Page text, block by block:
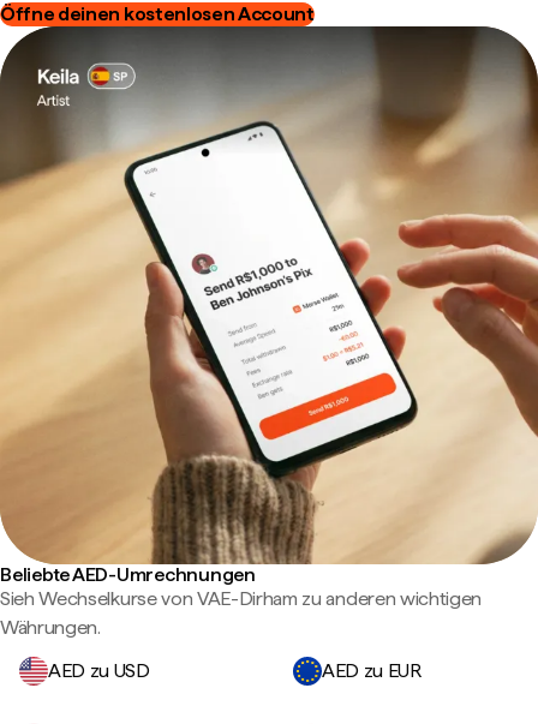
Öffne deinen kostenlosen Account
Beliebte AED-Umrechnungen
Sieh Wechselkurse von VAE-Dirham zu anderen wichtigen
Währungen.
AED zu USD
AED zu EUR